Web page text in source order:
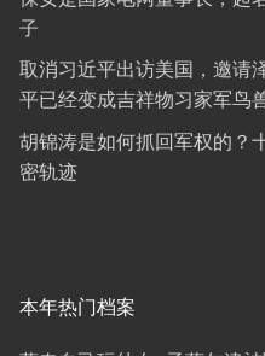
子
取消习近平出访美国，邀请
平已经变成吉祥物习家军鸟
胡锦涛是如何抓回军权的？
密轨迹
本年热门档案